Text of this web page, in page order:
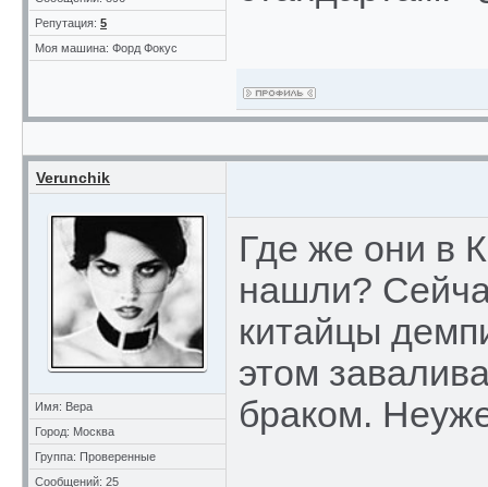
Репутация: 5
Моя машина: Форд Фокус
Verunchik
Имя: Вера
Город: Москва
Группа: Проверенные
Сообщений: 25
Где же они в
нашли?
китайцы
этом
браком.